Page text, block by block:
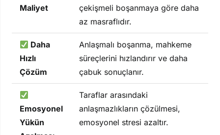
Maliyet
çekişmeli boşanmaya göre daha
az masraflıdır.
Daha
Hızlı
Çözüm
Anlaşmalı boşanma, mahkeme
süreçlerini hızlandırır ve daha
çabuk sonuçlanır.
Emosyonel
Yükün
Taraflar arasındaki
anlaşmazlıkların çözülmesi,
emosyonel stresi azaltır.